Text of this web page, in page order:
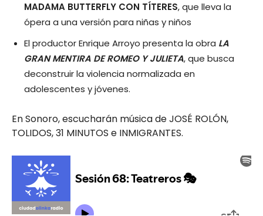
MADAMA BUTTERFLY CON TÍTERES, que lleva la
ópera a una versión para niñas y niños
El productor Enrique Arroyo presenta la obra LA
GRAN MENTIRA DE ROMEO Y JULIETA, que busca
deconstruir la violencia normalizada en
adolescentes y jóvenes.
En Sonoro, escucharán música de JOSÉ ROLÓN,
TOLIDOS, 31 MINUTOS e INMIGRANTES.